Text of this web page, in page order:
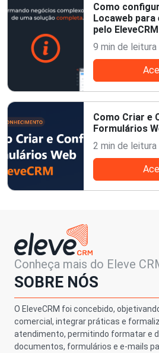
Como
Locaweb para
pelo EleveCRM
9 min de leitura
Como Criar e
Formulários
2 min de leitura
Conheça mais do Eleve
SOBRE NÓS
O EleveCRM foi concebido,
comercial, integrar práticas e
atendimento, permitindo formatar e
documentos, formulários e e-mails